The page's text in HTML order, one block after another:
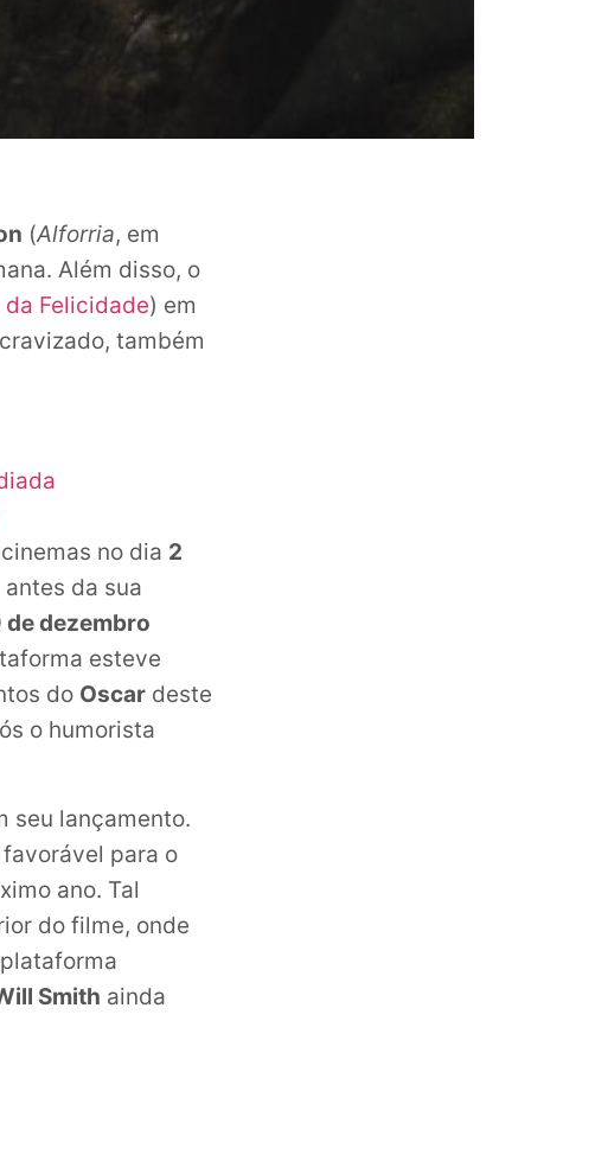
(Alforria, em
Além disso, o
da Felicidade) em
também
no dia 2
da sua
de dezembro
esteve
do Oscar deste
o humorista
seu lançamento.
para o
ano. Tal
do filme, onde
Smith ainda